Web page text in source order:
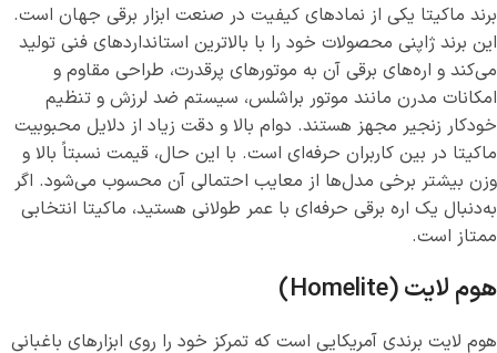
برند ماکیتا یکی از نمادهای کیفیت در صنعت ابزار برقی جهان است.
این برند ژاپنی محصولات خود را با بالاترین استانداردهای فنی تولید
می‌کند و اره‌های برقی آن به موتورهای پرقدرت، طراحی مقاوم و
امکانات مدرن مانند موتور براشلس، سیستم ضد لرزش و تنظیم
خودکار زنجیر مجهز هستند. دوام بالا و دقت زیاد از دلایل محبوبیت
ماکیتا در بین کاربران حرفه‌ای است. با این حال، قیمت نسبتاً بالا و
وزن بیشتر برخی مدل‌ها از معایب احتمالی آن محسوب می‌شود. اگر
به‌دنبال یک اره برقی حرفه‌ای با عمر طولانی هستید، ماکیتا انتخابی
ممتاز است.
هوم لایت (Homelite)
هوم لایت برندی آمریکایی است که تمرکز خود را روی ابزارهای باغبانی